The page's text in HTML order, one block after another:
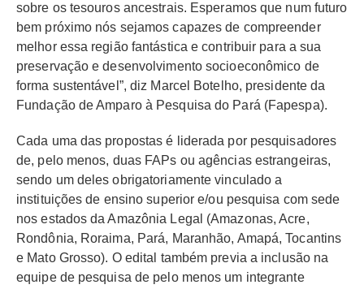
sobre os tesouros ancestrais. Esperamos que num futuro
bem próximo nós sejamos capazes de compreender
melhor essa região fantástica e contribuir para a sua
preservação e desenvolvimento socioeconômico de
forma sustentável”, diz Marcel Botelho, presidente da
Fundação de Amparo à Pesquisa do Pará (Fapespa).
Cada uma das propostas é liderada por pesquisadores
de, pelo menos, duas FAPs ou agências estrangeiras,
sendo um deles obrigatoriamente vinculado a
instituições de ensino superior e/ou pesquisa com sede
nos estados da Amazônia Legal (Amazonas, Acre,
Rondônia, Roraima, Pará, Maranhão, Amapá, Tocantins
e Mato Grosso). O edital também previa a inclusão na
equipe de pesquisa de pelo menos um integrante